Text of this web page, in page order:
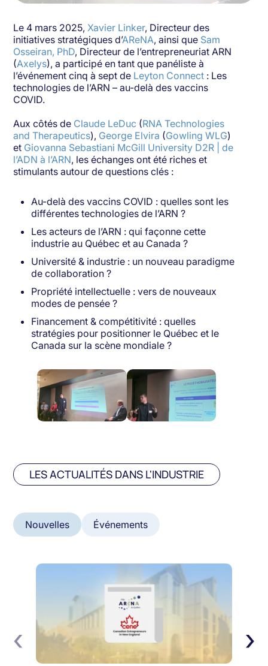
Le 4 mars 2025,Xavier Linker, Directeur des
initiatives stratégiques d’AReNA, ainsi que Sam
Osseiran, PhD, Directeur de l’entrepreneuriat ARN
(Axelys), a participé en tant que panéliste à
l’événement cinq à sept de Leyton Connect : Les
technologies de l’ARN – au-delà des vaccins
COVID.
Aux côtés de Claude LeDuc (RNA Technologies
and Therapeutics), George Elvira (Gowling WLG)
et Giovanna Sebastiani McGill University D2R | de
l’ADN à l’ARN, les échanges ont été riches et
stimulants autour de questions clés :
Au-delà des vaccins COVID : quelles sont les
différentes technologies de l’ARN ?
Les acteurs de l’ARN : qui façonne cette
industrie au Québec et au Canada ?
Université & industrie : un nouveau paradigme
de collaboration ?
Propriété intellectuelle : vers de nouveaux
modes de pensée ?
Financement & compétitivité : quelles
stratégies pour positionner le Québec et le
Canada sur la scène mondiale ?
LES ACTUALITÉS DANS L'INDUSTRIE
Nouvelles Événements
‹ ›